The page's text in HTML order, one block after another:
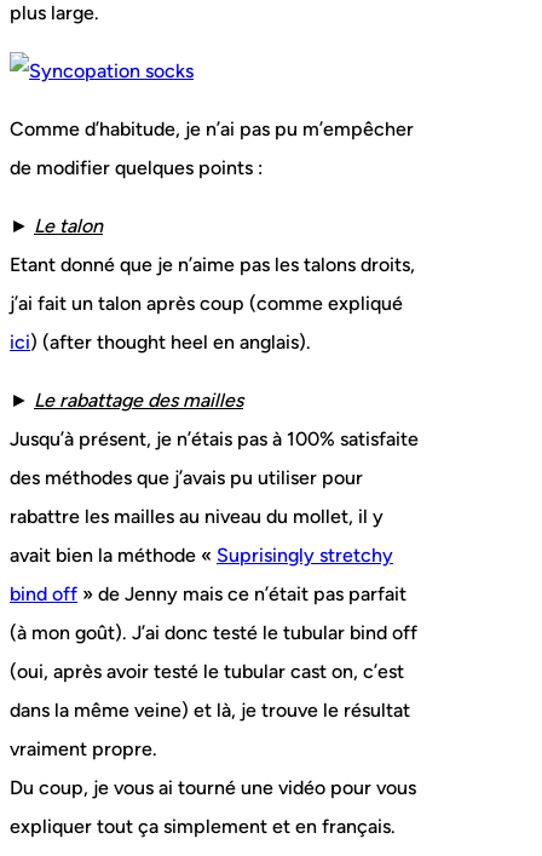
plus large.
Comme d’habitude, je n’ai pas pu m’empêcher
de modifier quelques points :
► Le talon
Etant donné que je n’aime pas les talons droits,
j’ai fait un talon après coup (comme expliqué
ici) (after thought heel en anglais).
► Le rabattage des mailles
Jusqu’à présent, je n’étais pas à 100% satisfaite
des méthodes que j’avais pu utiliser pour
rabattre les mailles au niveau du mollet, il y
avait bien la méthode « Suprisingly stretchy
bind off » de Jenny mais ce n’était pas parfait
(à mon goût). J’ai donc testé le tubular bind off
(oui, après avoir testé le tubular cast on, c’est
dans la même veine) et là, je trouve le résultat
vraiment propre.
Du coup, je vous ai tourné une vidéo pour vous
expliquer tout ça simplement et en français.